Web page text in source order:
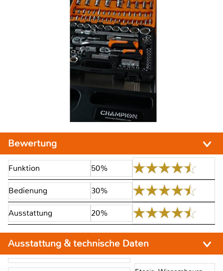
Bewertung
Funktion 50%
Bedienung 30%
Ausstattung 20%
Ausstattung & technische Daten